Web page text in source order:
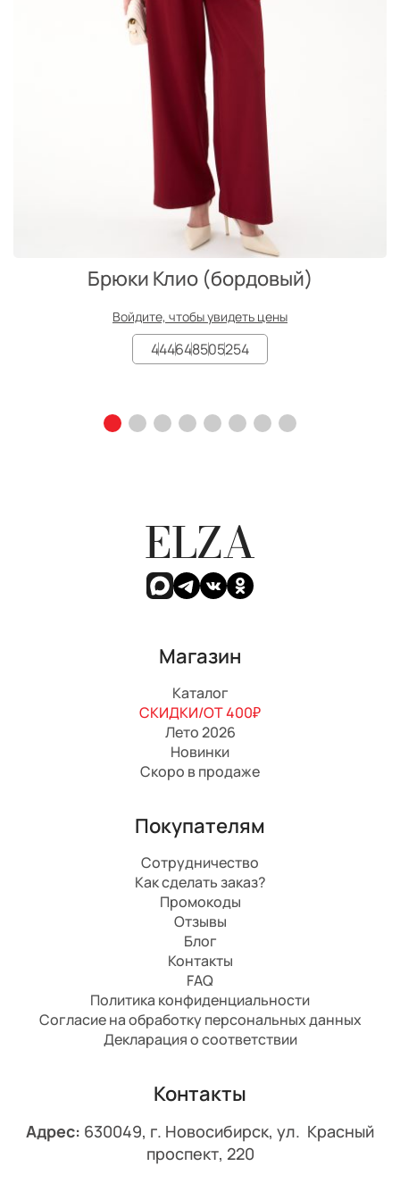
Брюки Клио (бордовый)
Войдите, чтобы увидеть цены
444648505254
ELZA
Магазин
Каталог
СКИДКИ/ОТ 400₽
Лето 2026
Новинки
Скоро в продаже
Покупателям
Сотрудничество
Как сделать заказ?
Промокоды
Отзывы
Блог
Контакты
FAQ
Политика конфиденциальности
Согласие на обработку персональных данных
Декларация о соответствии
Контакты
Адрес: 630049, г. Новосибирск, ул. Красный
проспект, 220